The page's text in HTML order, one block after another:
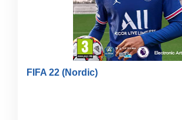
FIFA 22 (Nordic)